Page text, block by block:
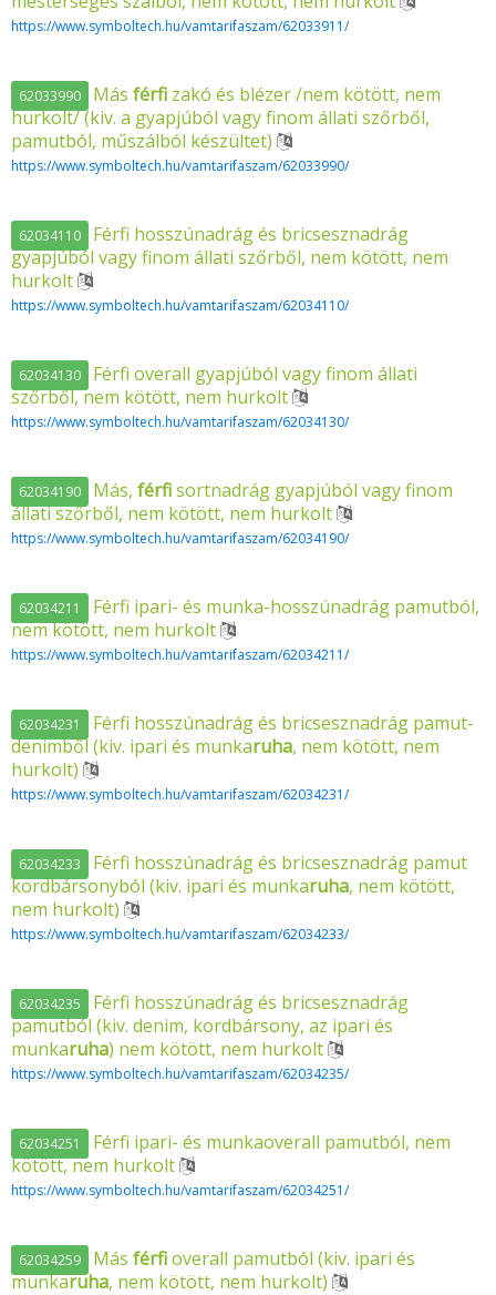
https://www.symboltech.hu/vamtarifaszam/62033911/
62033990 Másférfi zakó és blézer /nem kötött, nem
hurkolt/ (kiv. a gyapjúból vagy finom állati szőrből,
pamutból, műszálból készültet)
https://www.symboltech.hu/vamtarifaszam/62033990/
62034110
Férfi hosszúnadrág és bricsesznadrág
gyapjúból vagy finom állati szőrből, nem kötött, nem
hurkolt
https://www.symboltech.hu/vamtarifaszam/62034110/
62034130
Férfi overall gyapjúból vagy finom állati
szőrből, nem kötött, nem hurkolt
https://www.symboltech.hu/vamtarifaszam/62034130/
62034190 Más,férfisortnadrág gyapjúból vagy finom
állati szőrből, nem kötött, nem hurkolt
https://www.symboltech.hu/vamtarifaszam/62034190/
62034211
Férfi ipari- és munka-hosszúnadrág pamutból,
nem kötött, nem hurkolt
https://www.symboltech.hu/vamtarifaszam/62034211/
62034231
Férfi hosszúnadrág és bricsesznadrág pamut-
denimből (kiv. ipari és munkaruha, nem kötött, nem
hurkolt)
https://www.symboltech.hu/vamtarifaszam/62034231/
62034233
Férfi hosszúnadrág és bricsesznadrág pamut
kordbársonyból (kiv. ipari és munkaruha, nem kötött,
nem hurkolt)
https://www.symboltech.hu/vamtarifaszam/62034233/
62034235
Férfi hosszúnadrág és bricsesznadrág
pamutból (kiv. denim, kordbársony, az ipari és
munkaruha) nem kötött, nem hurkolt
https://www.symboltech.hu/vamtarifaszam/62034235/
62034251
Férfi ipari- és munkaoverall pamutból, nem
kötött, nem hurkolt
https://www.symboltech.hu/vamtarifaszam/62034251/
62034259 Másférfioverall pamutból (kiv. ipari és
munkaruha, nem kötött, nem hurkolt)